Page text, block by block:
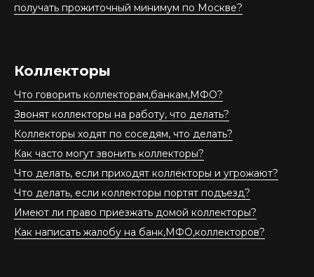
получать прожиточный минимум по Москве?
Коллекторы
Что говорить коллекторам,банкам,МФО?
Звонят коллекторы на работу, что делать?
Коллекторы ходят по соседям, что делать?
Как часто могут звонить коллекторы?
Что делать, если приходят коллекторы и угрожают?
Что делать, если коллекторы портят подъезд?
Имеют ли право приезжать домой коллекторы?
Как написать жалобу на банк,МФО,коллекторов?